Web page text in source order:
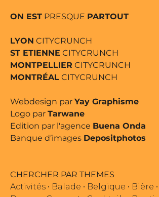
ON EST PRESQUE PARTOUT
LYON CITYCRUNCH
ST ETIENNE CITYCRUNCH
MONTPELLIER CITYCRUNCH
MONTRÉAL CITYCRUNCH
Webdesign par Yay Graphisme
Logo par Tarwane
Edition par l'agence Buena Onda
Banque d’images Depositphotos
CHERCHER PAR THEMES
Activités • Balade • Belgique • Bière •